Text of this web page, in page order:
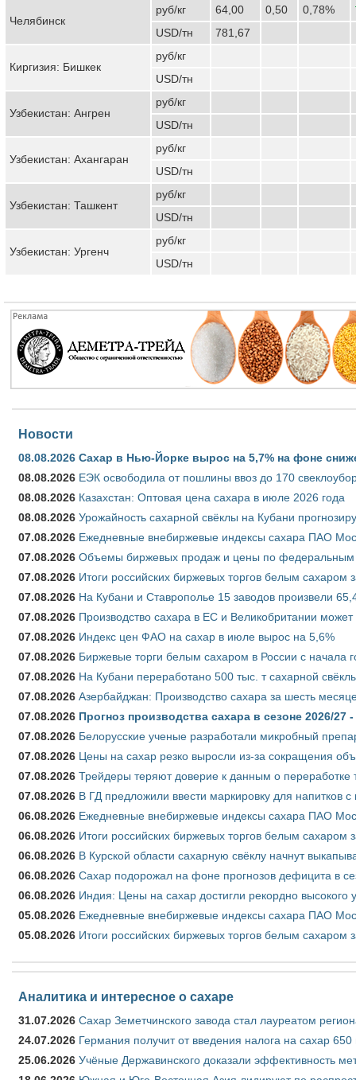
Челябинск
руб/кг 64,00 0,50
0,78%
USD/тн
781,67
Киргизия: Бишкек
руб/кг
USD/тн
Узбекистан: Ангрен
руб/кг
USD/тн
Узбекистан: Ахангаран
руб/кг
USD/тн
Узбекистан: Ташкент
руб/кг
USD/тн
Узбекистан: Ургенч
руб/кг
USD/тн
Новости
08.08.2026 Сахар в Нью-Йорке вырос на 5,7% на фоне
08.08.2026 ЕЭК освободила от пошлины ввоз до 170
08.08.2026 Казахстан: Оптовая цена сахара в июле 2026 года
08.08.2026 Урожайность сахарной свёклы на Кубани
07.08.2026 Ежедневные внебиржевые индексы сахара ПАО
07.08.2026 Объемы биржевых продаж и цены по федеральным
07.08.2026 Итоги российских биржевых торгов белым сахаром
07.08.2026 На Кубани и Ставрополье 15 заводов произвели
07.08.2026 Производство сахара в ЕС и Великобритании
07.08.2026 Индекс цен ФАО на сахар в июле вырос на 5,6%
07.08.2026 Биржевые торги белым сахаром в России с начала
07.08.2026 На Кубани переработано 500 тыс. т сахарной
07.08.2026 Азербайджан: Производство сахара за шесть
07.08.2026 Прогноз производства сахара в сезоне 2026/
07.08.2026 Белорусские ученые разработали микробный
07.08.2026 Цены на сахар резко выросли из-за сокращения
07.08.2026 Трейдеры теряют доверие к данным о переработке
07.08.2026 В ГД предложили ввести маркировку для напитков
06.08.2026 Ежедневные внебиржевые индексы сахара ПАО
06.08.2026 Итоги российских биржевых торгов белым сахаром
06.08.2026 В Курской области сахарную свёклу начнут
06.08.2026 Сахар подорожал на фоне прогнозов дефицита в
06.08.2026 Индия: Цены на сахар достигли рекордно высокого
05.08.2026 Ежедневные внебиржевые индексы сахара ПАО
05.08.2026 Итоги российских биржевых торгов белым сахаром
Аналитика и интересное о сахаре
31.07.2026 Сахар Земетчинского завода стал лауреатом
24.07.2026 Германия получит от введения налога на сахар
25.06.2026 Учёные Державинского доказали эффективность